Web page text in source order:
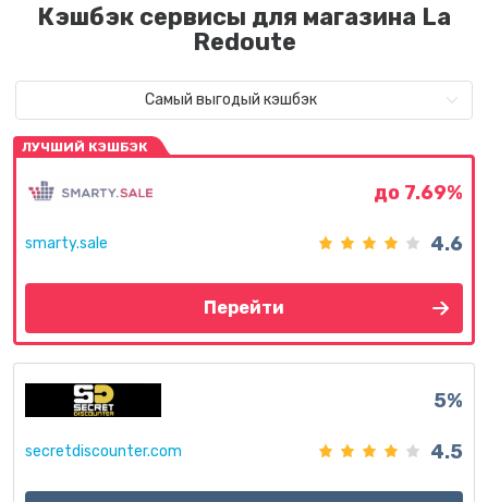
Кэшбэк сервисы для магазина La
Redoute
Самый выгодый кэшбэк
ЛУЧШИЙ КЭШБЭК
smarty.sale
до 7.69%
4.6
Перейти
secretdiscounter.com
5%
4.5